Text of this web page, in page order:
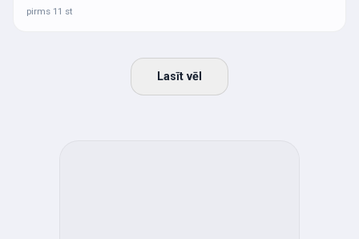
pirms 11 st
Lasīt vēl